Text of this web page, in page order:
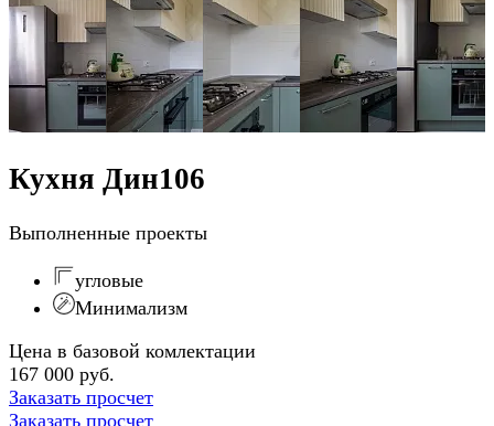
Кухня Дин106
Выполненные проекты
угловые
Минимализм
Цена в базовой комлектации
167 000 руб.
Заказать просчет
Заказать просчет